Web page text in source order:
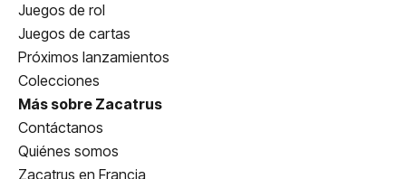
Juegos de rol
Juegos de cartas
Próximos lanzamientos
Colecciones
Más sobre Zacatrus
Contáctanos
Quiénes somos
Zacatrus en Francia